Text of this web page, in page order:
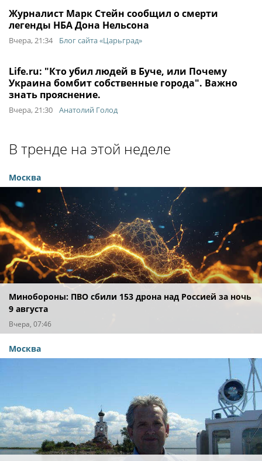
Журналист Марк Стейн сообщил о смерти
легенды НБА Дона Нельсона
Вчера, 21:34 Блог сайта «Царьград»
Life.ru: "Кто убил людей в Бyче, или Почему
Укрaина бoмбит собственные города". Важно
знать прояснение.
Вчера, 21:30 Анатолий Голод
В тренде на этой неделе
Москва
Минобороны: ПВО сбили 153 дрона над Россией за ночь
9 августа
Вчера, 07:46
Москва